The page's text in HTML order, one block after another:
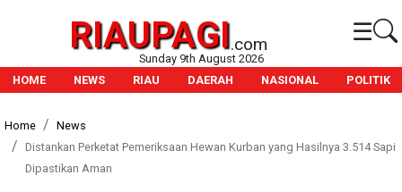
RIAUPAGI.com ☰
Sunday 9th August 2026
HOME
NEWS RIAU DAERAH NASIONAL POLITIK
Home
News
Distankan Perketat Pemeriksaan Hewan Kurban yang Hasilnya 3.514 Sapi
Dipastikan Aman